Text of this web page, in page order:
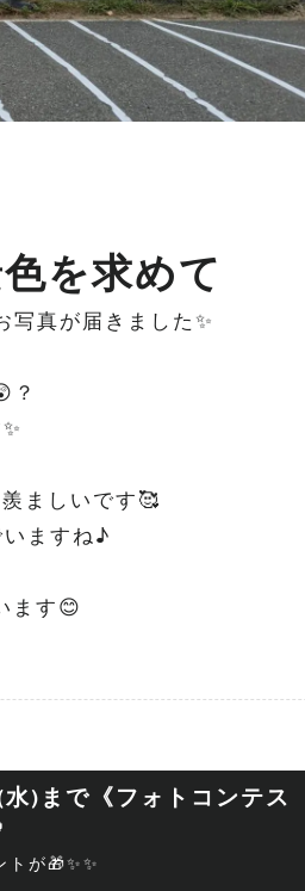
めて
写真が届きました✨
？
ましいです🥰
いますね♪
ます😊
)まで《フォトコンテス
が🎁✨✨